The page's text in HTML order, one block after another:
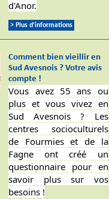
d'Anor.
> Plus d'informations
Comment bien vieillir en
Sud Avesnois ? Votre avis
compte !
Vous avez 55 ans ou
plus et vous vivez en
Sud Avesnois ? Les
centres socioculturels
de Fourmies et de la
Fagne ont créé un
questionnaire pour en
savoir plus sur vos
besoins !